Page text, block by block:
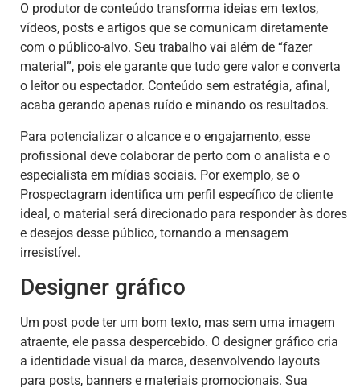
O produtor de conteúdo transforma ideias em textos,
vídeos, posts e artigos que se comunicam diretamente
com o público-alvo. Seu trabalho vai além de “fazer
material”, pois ele garante que tudo gere valor e converta
o leitor ou espectador. Conteúdo sem estratégia, afinal,
acaba gerando apenas ruído e minando os resultados.
Para potencializar o alcance e o engajamento, esse
profissional deve colaborar de perto com o analista e o
especialista em mídias sociais. Por exemplo, se o
Prospectagram identifica um perfil específico de cliente
ideal, o material será direcionado para responder às dores
e desejos desse público, tornando a mensagem
irresistível.
Designer gráfico
Um post pode ter um bom texto, mas sem uma imagem
atraente, ele passa despercebido. O designer gráfico cria
a identidade visual da marca, desenvolvendo layouts
para posts, banners e materiais promocionais. Sua